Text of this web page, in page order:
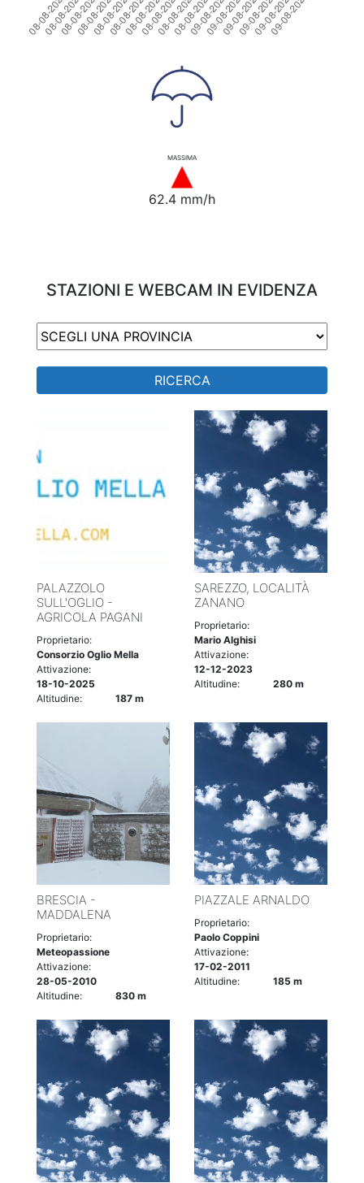
MASSIMA
62.4 mm/h
STAZIONI E WEBCAM IN EVIDENZA
RICERCA
PALAZZOLO
SULL'OGLIO -
AGRICOLA PAGANI
Proprietario:
Consorzio Oglio Mella
Attivazione:
18-10-2025
Altitudine:
187 m
SAREZZO, LOCALITÀ
ZANANO
Proprietario:
Mario Alghisi
Attivazione:
12-12-2023
Altitudine:
280 m
BRESCIA -
MADDALENA
Proprietario:
Meteopassione
Attivazione:
28-05-2010
Altitudine:
830 m
PIAZZALE ARNALDO
Proprietario:
Paolo Coppini
Attivazione:
17-02-2011
Altitudine:
185 m